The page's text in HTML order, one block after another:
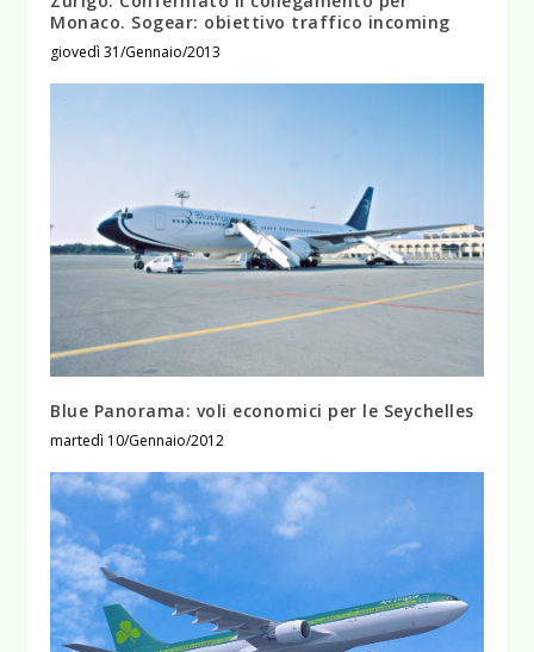
Monaco. Sogear: obiettivo traffico incoming
giovedì 31/Gennaio/2013
Blue Panorama: voli economici per le Seychelles
martedì 10/Gennaio/2012